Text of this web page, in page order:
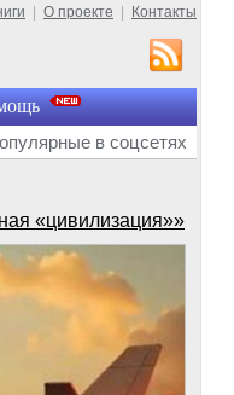
О проекте Контакты
в соцсетях
«цивилизация»»